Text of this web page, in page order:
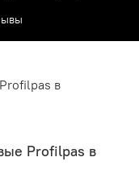
в
Profilpas в